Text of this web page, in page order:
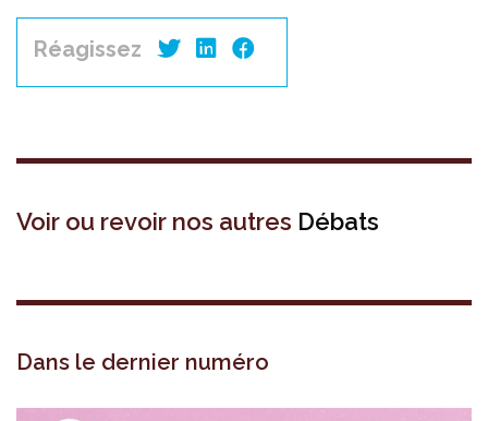
Réagissez
Voir ou revoir nos autres Débats
Dans le dernier numéro